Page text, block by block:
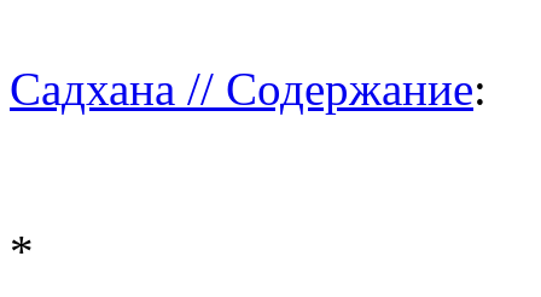
Садхана // Содержание:
*